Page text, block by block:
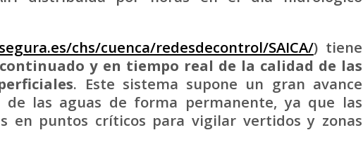
chs/cuenca/redesdecontrol/SAICA/) tiene
y en tiempo real de la calidad de las
. Este sistema supone un gran avance
las aguas de forma permanente, ya que las
en puntos críticos para vigilar vertidos y zonas